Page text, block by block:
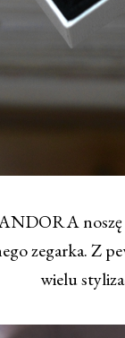
zegarka. Z
wielu